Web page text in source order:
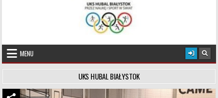
UKS Hubal Białystok
MENU
UKS HUBAL BIAŁYSTOK